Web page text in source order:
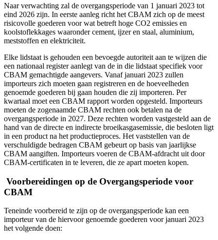
Naar verwachting zal de overgangsperiode van 1 januari 2023 tot
eind 2026 zijn. In eerste aanleg richt het CBAM zich op de meest
risicovolle goederen voor wat betreft hoge CO2 emissies en
koolstoflekkages waaronder cement, ijzer en staal, aluminium,
meststoffen en elektriciteit.
Elke lidstaat is gehouden een bevoegde autoriteit aan te wijzen die
een nationaal register aanlegt van de in die lidstaat specifiek voor
CBAM gemachtigde aangevers. Vanaf januari 2023 zullen
importeurs zich moeten gaan registreren en de hoeveelheden
genoemde goederen bij gaan houden die zij importeren. Per
kwartaal moet een CBAM rapport worden opgesteld. Importeurs
moeten de zogenaamde CBAM rechten ook betalen na de
overgangsperiode in 2027. Deze rechten worden vastgesteld aan de
hand van de directe en indirecte broeikasgasemissie, die besloten ligt
in een product na het productieproces. Het vaststellen van de
verschuldigde bedragen CBAM gebeurt op basis van jaarlijkse
CBAM aangiften. Importeurs voeren de CBAM-afdracht uit door
CBAM-certificaten in te leveren, die ze apart moeten kopen.
Voorbereidingen op de Overgangsperiode voor
CBAM
Teneinde voorbereid te zijn op de overgangsperiode kan een
importeur van de hiervoor genoemde goederen voor januari 2023
het volgende doen: